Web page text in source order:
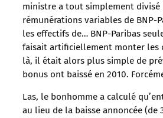
ministre a tout simplement
rémunérations variables de BNP-
les effectifs de… BNP-Paribas
faisait artificiellement monter les
là, il était alors plus simple de
bonus ont baissé en 2010.
Las, le bonhomme a calculé
au lieu de la baisse annoncée (de